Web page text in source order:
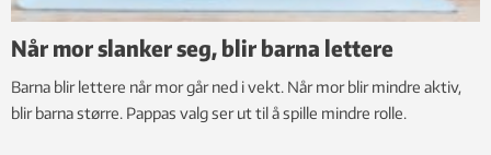
Når mor slanker seg, blir barna lettere
Barna blir lettere når mor går ned i vekt. Når mor blir mindre aktiv,
blir barna større. Pappas valg ser ut til å spille mindre rolle.